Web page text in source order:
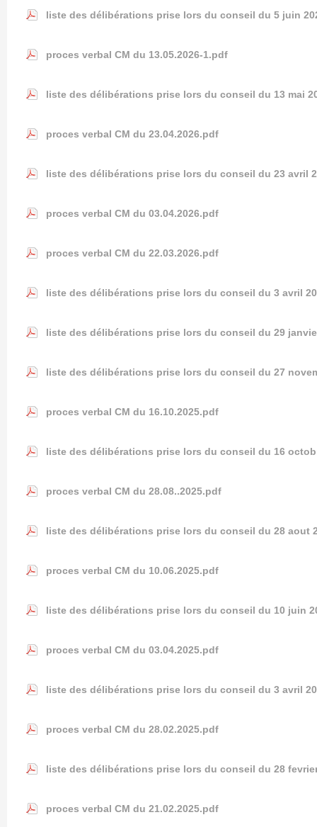
liste des délibérations prise lors du conseil du 5 juin
proces verbal CM du 13.05.2026-1.pdf
liste des délibérations prise lors du conseil du 13 mai
proces verbal CM du 23.04.2026.pdf
liste des délibérations prise lors du conseil du 23 avril
proces verbal CM du 03.04.2026.pdf
proces verbal CM du 22.03.2026.pdf
liste des délibérations prise lors du conseil du 3 avril
liste des délibérations prise lors du conseil du 29
liste des délibérations prise lors du conseil du 27
proces verbal CM du 16.10.2025.pdf
liste des délibérations prise lors du conseil du 16
proces verbal CM du 28.08..2025.pdf
liste des délibérations prise lors du conseil du 28 aout
proces verbal CM du 10.06.2025.pdf
liste des délibérations prise lors du conseil du 10 juin
proces verbal CM du 03.04.2025.pdf
liste des délibérations prise lors du conseil du 3 avril
proces verbal CM du 28.02.2025.pdf
liste des délibérations prise lors du conseil du 28
proces verbal CM du 21.02.2025.pdf